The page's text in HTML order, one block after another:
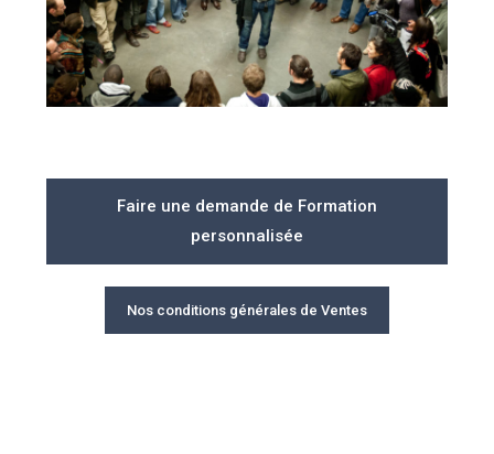
Faire une demande de Formation
personnalisée
Nos conditions générales de Ventes